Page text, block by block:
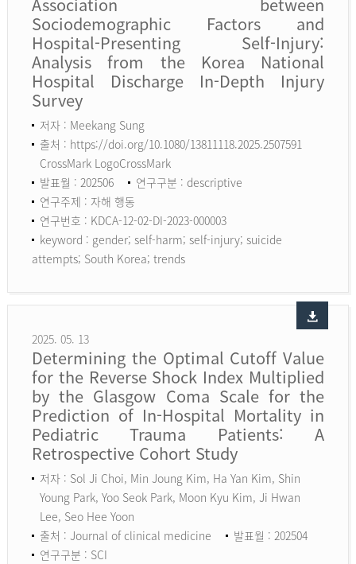
Sociodemographic Factors and
Hospital-Presenting Self-Injury:
Analysis from the Korea National
Hospital Discharge In-Depth Injury
Survey
저자 : Meekang Sung
출처 : https://doi.org/10.1080/13811118.2025.2507591
CrossMark LogoCrossMark
발표월 : 202506
연구구분 : descriptive
연구주제 : 자해 행동
연구번호 : KDCA-12-02-DI-2023-000003
keyword : gender; self-harm; self-injury; suicide
attempts; South Korea; trends
2025. 05. 13
Determining the Optimal Cutoff Value
for the Reverse Shock Index Multiplied
by the Glasgow Coma Scale for the
Prediction of In-Hospital Mortality in
Pediatric Trauma Patients: A
Retrospective Cohort Study
저자 : Sol Ji Choi, Min Joung Kim, Ha Yan Kim, Shin
Young Park, Yoo Seok Park, Moon Kyu Kim, Ji Hwan
Lee, Seo Hee Yoon
출처 : Journal of clinical medicine
발표월 : 202504
연구구분 : SCI